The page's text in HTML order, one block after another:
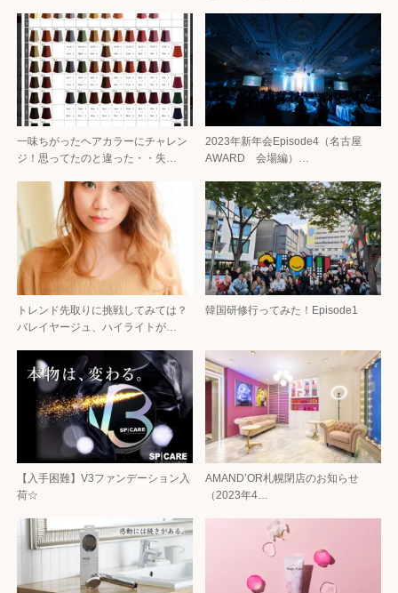
一味ちがったヘアカラーにチャレン
ジ！思ってたのと違った・・失…
2023年新年会Episode4（名古屋
AWARD 会場編）…
トレンド先取りに挑戦してみては？
バレイヤージュ、ハイライトが…
韓国研修行ってみた！Episode1
【入手困難】V3ファンデーション入
荷☆
AMAND’OR札幌閉店のお知らせ
（2023年4…